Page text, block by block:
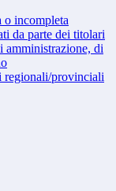
o incompleta
da parte dei titolari
di
regionali/provinciali